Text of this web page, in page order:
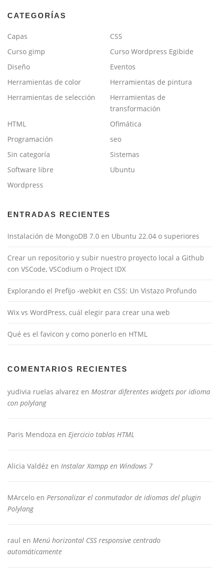
CATEGORÍAS
Capas
CSS
Curso gimp
Curso Wordpress Egibide
Diseño
Eventos
Herramientas de color
Herramientas de pintura
Herramientas de selección
Herramientas de
transformación
HTML
Ofimática
Programación
seo
Sin categoría
Sistemas
Software libre
Ubuntu
Wordpress
ENTRADAS RECIENTES
Instalación de MongoDB 7.0 en Ubuntu 22.04 o superiores
Crear un repositorio y subir nuestro proyecto local a Github
con VSCode, VSCodium o Project IDX
Explorando el Prefijo -webkit en CSS: Un Vistazo Profundo
Wix vs WordPress, cuál elegir para crear una web
Qué es el favicon y como ponerlo en HTML
COMENTARIOS RECIENTES
yudivia ruelas alvarez en Mostrar diferentes widgets por idioma
con polylang
Paris Mendoza en Ejercicio tablas HTML
Alicia Valdéz en Instalar Xampp en Windows 7
MArcelo en Personalizar el conmutador de idiomas del plugin
Polylang
raul en Menú horizontal CSS responsive centrado
automáticamente